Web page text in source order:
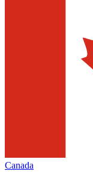
Canada